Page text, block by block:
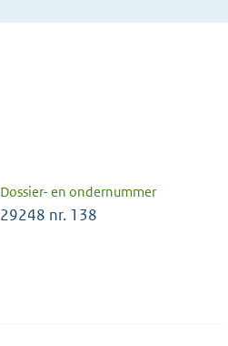
Dossier- en ondernummer
29248 nr. 138